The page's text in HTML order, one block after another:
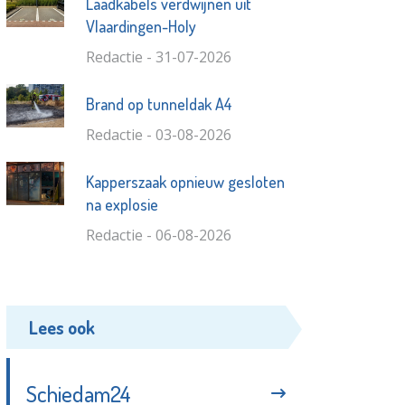
Vlaardingen-Holy
Redactie - 31-07-2026
Brand op tunneldak A4
Redactie - 03-08-2026
Kapperszaak opnieuw gesloten
na explosie
Redactie - 06-08-2026
Lees ook
Schiedam24